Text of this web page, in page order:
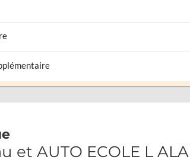
et AUTO ECOLE L